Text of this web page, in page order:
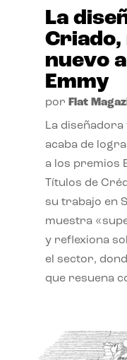
La
Criado,
nuevo
Emmy
por Flat
La diseñadora
acaba de
a los premios
Títulos de
su trabajo en
muestra
y reflexiona
el sector,
que resuena